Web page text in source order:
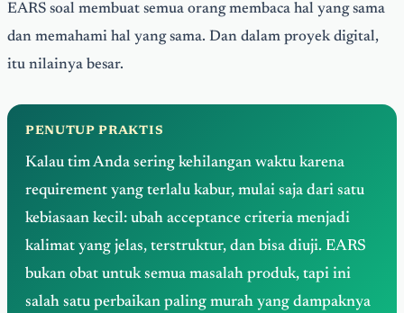
EARS soal membuat semua orang membaca hal yang sama
dan memahami hal yang sama. Dan dalam proyek digital,
itu nilainya besar.
PENUTUP PRAKTIS
Kalau tim Anda sering kehilangan waktu karena
requirement yang terlalu kabur, mulai saja dari satu
kebiasaan kecil: ubah acceptance criteria menjadi
kalimat yang jelas, terstruktur, dan bisa diuji. EARS
bukan obat untuk semua masalah produk, tapi ini
salah satu perbaikan paling murah yang dampaknya